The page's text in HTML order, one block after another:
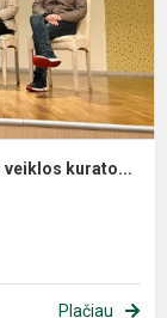
kurato...
Plačiau